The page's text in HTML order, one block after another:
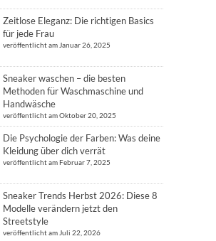
Zeitlose Eleganz: Die richtigen Basics
für jede Frau
veröffentlicht am Januar 26, 2025
Sneaker waschen – die besten
Methoden für Waschmaschine und
Handwäsche
veröffentlicht am Oktober 20, 2025
Die Psychologie der Farben: Was deine
Kleidung über dich verrät
veröffentlicht am Februar 7, 2025
Sneaker Trends Herbst 2026: Diese 8
Modelle verändern jetzt den
Streetstyle
veröffentlicht am Juli 22, 2026